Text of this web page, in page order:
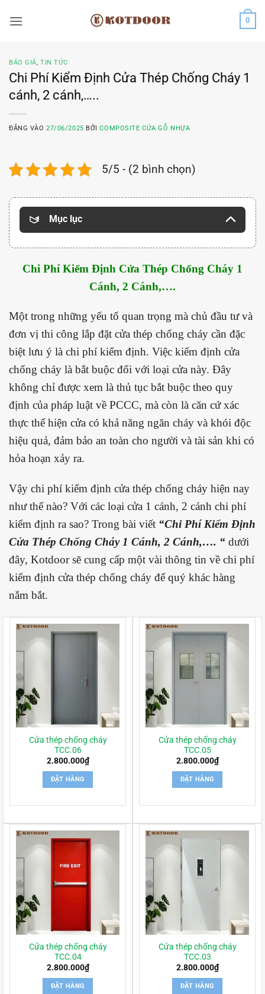
qua
0
BÁO GIÁ,TIN TỨC
Chi Phí Kiểm Định Cửa Thép Chống Cháy 1
cánh, 2 cánh,…..
ĐĂNG VÀO27/06/2025 BỞICOMPOSITE CỬA GỖ NHỰA
5/5 - (2 bình chọn)
Mục lục
Chi Phí Kiểm Định Cửa Thép Chống Cháy 1
Cánh, 2 Cánh,….
Một trong những yếu tố quan trọng mà chủ đầu tư và
đơn vị thi công lắp đặt cửa thép chống cháy cần đặc
biệt lưu ý là chi phí kiểm định. Việc kiểm định cửa
chống cháy là bắt buộc đối với loại cửa này. Đây
không chỉ được xem là thủ tục bắt buộc theo quy
định của pháp luật về PCCC, mà còn là căn cứ xác
thực thể hiện cửa có khả năng ngăn cháy và khói độc
hiệu quả, đảm bảo an toàn cho người và tài sản khi có
hỏa hoạn xảy ra.
Vậy chi phí kiểm định cửa thép chống cháy hiện nay
như thế nào? Với các loại cửa 1 cánh, 2 cánh chi phí
kiểm định ra sao? Trong bài viết “Chi Phí Kiểm Định
Cửa Thép Chống Cháy 1 Cánh, 2 Cánh,…. “ dưới
đây, Kotdoor sẽ cung cấp một vài thông tin về chi phí
kiểm định cửa thép chống cháy để quý khác hàng
nắm bắt.
Cửa thép chống cháy
TCC.06
2.800.000₫
ĐẶT HÀNG
Cửa thép chống cháy
TCC.05
2.800.000₫
ĐẶT HÀNG
Cửa thép chống cháy
TCC.04
2.800.000₫
ĐẶT HÀNG
Cửa thép chống cháy
TCC.03
2.800.000₫
ĐẶT HÀNG